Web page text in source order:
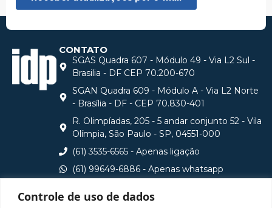
Controle de uso de dados
CONTATO
SGAS Quadra 607 - Módulo 49 - Via L2 Sul -
Brasilia - DF CEP 70.200-670
SGAN Quadra 609 - Módulo A - Via L2 Norte
- Brasília - DF - CEP 70.830-401
R. Olimpíadas, 205 - 5 andar conjunto 52 - Vila
Olímpia, São Paulo - SP, 04551-000
(61) 3535-6565 - Apenas ligação
(61) 99649-6886 - Apenas whatsapp